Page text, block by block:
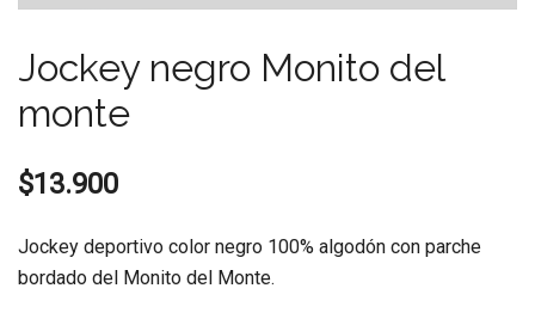
Jockey negro Monito del
monte
$13.900
Jockey deportivo color negro 100% algodón con parche
bordado del Monito del Monte.